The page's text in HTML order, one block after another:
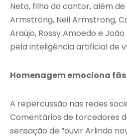
Neto, filho do cantor, além
Armstrong, Neil Armstrong,
Araújo, Rossy Amoedo e
pela inteligência artificial de
Homenagem emociona fãs
A repercussão nas redes
Comentários de torcedores
sensação de “ouvir Arlindo